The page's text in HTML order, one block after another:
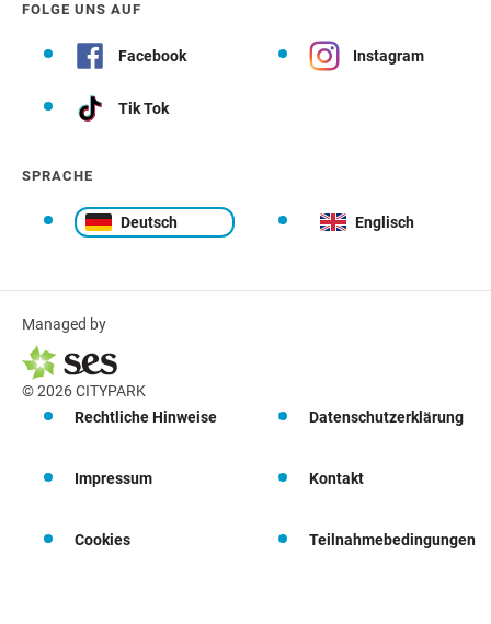
FOLGE UNS AUF
Facebook Instagram
Tik Tok
SPRACHE
Deutsch Englisch
Managed by
© 2026 CITYPARK
Rechtliche Hinweise
Datenschutzerklärung
Impressum Kontakt
Cookies Teilnahmebedingungen